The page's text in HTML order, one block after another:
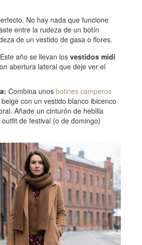
No hay nada que funcione
entre la rudeza de un botín
de un vestido de gasa o flores.
Este año se llevan losvestidos midi
abertura lateral que deje ver el
Combina unosbotines camperos
con un vestido blanco ibicenco
Añade un cinturón de hebilla
de festival (o de domingo)